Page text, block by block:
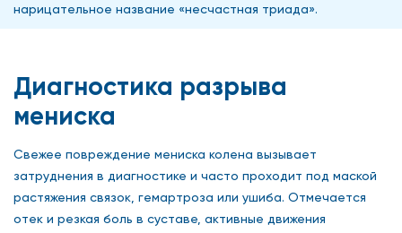
нарицательное название «несчастная триада».
Диагностика разрыва
мениска
Свежее повреждение мениска колена вызывает
затруднения в диагностике и часто проходит под маской
растяжения связок, гемартроза или ушиба. Отмечается
отек и резкая боль в суставе, активные движения